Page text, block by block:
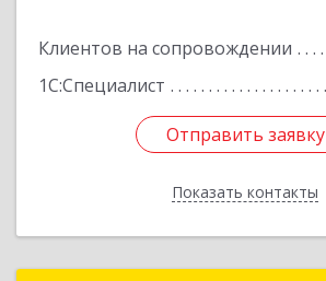
Клиентов на сопровождении
1С:Специалист
Отправить заявку
Показать контакты
Отправить заявку
Назад